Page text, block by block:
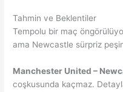
Tahmin ve Beklentiler
Tempolu bir maç
ama Newcastle sürpriz
Manchester United –
coşkusunda kaçmaz.